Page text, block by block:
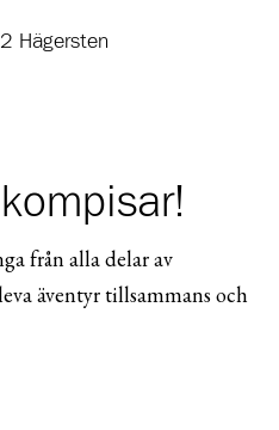
Hägersten
från alla delar av
äventyr tillsammans och